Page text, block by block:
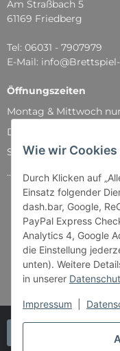
Wie wir Cookies
Durch Klicken auf
Einsatz folgender
dash.bar, Google,
PayPal Express
Analytics 4, Google
die Einstellung
unten). Weitere
in unserer
Impressum
Am Straßbach 5
61169 Friedberg
Tel: 06031 - 7907979
E-Mail:
Öffnungszeiten
Montag & Mittwoch
Dienstag, Donnerstag
Samstag: 11:00 - 14:00
...und natürlich